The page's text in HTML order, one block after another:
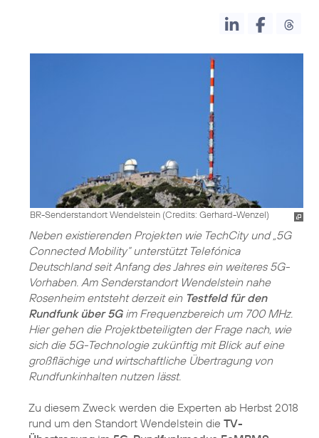
BR-Senderstandort Wendelstein (Credits: Gerhard-Wenzel)
Neben existierenden Projekten wie TechCity und „5G
Connected Mobility“ unterstützt Telefónica
Deutschland seit Anfang des Jahres ein weiteres 5G-
Vorhaben. Am Senderstandort Wendelstein nahe
Rosenheim entsteht derzeit ein Testfeld für den
Rundfunk über 5Gim Frequenzbereich um 700 MHz.
Hier gehen die Projektbeteiligten der Frage nach, wie
sich die 5G-Technologie zukünftig mit Blick auf eine
großflächige und wirtschaftliche Übertragung von
Rundfunkinhalten nutzen lässt.
Zu diesem Zweck werden die Experten ab Herbst 2018
rund um den Standort Wendelstein die TV-